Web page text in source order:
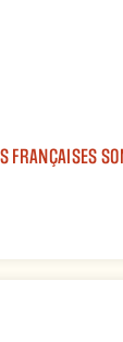
FRANÇAISES